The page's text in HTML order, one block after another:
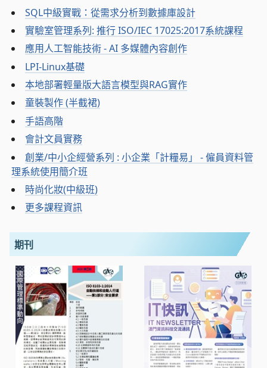
SQL中級實戰：從需求分析到數據庫設計
實驗室管理系列: 推行 ISO/IEC 17025:2017系統課程
應用人工智能技術 - AI 多媒體內容創作
LPI-Linux基礎
本地部署輕量版大語言模型與RAG實作
童裝製作 (半截裙)
手語高階
會計文員實務
創業/中小企經營系列 : 小企業「計糧易」 - 僱員資料管
理系統使用簡介班
時尚化妝(中級班)
更多課程資訊
期刊